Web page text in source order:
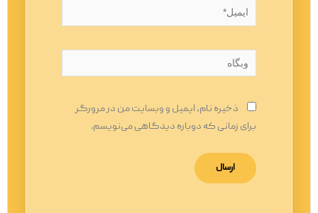
ایمیل*
وبگاه
ذخیره نام، ایمیل و وبسایت من در مرورگر
برای زمانی که دوباره دیدگاهی می‌نویسم.